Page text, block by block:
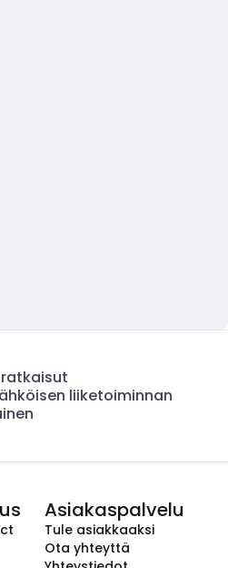
liiketoiminnan
Asiakaspalvelu
Tule asiakkaaksi
Ota yhteyttä